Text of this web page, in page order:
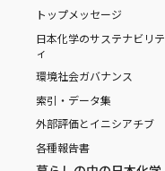
トップメッセージ
日本化学のサステナビリテ
ィ
環境社会ガバナンス
索引・データ集
外部評価とイニシアチブ
各種報告書